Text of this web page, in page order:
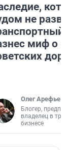
не
миф о
Олег Арефьев
Блогер,
владелец в
бизнесе